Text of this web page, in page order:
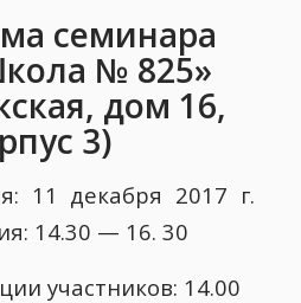
семинара
№ 825»
дом 16,
3)
11 декабря 2017 г.
14.30 — 16. 30
участников: 14.00